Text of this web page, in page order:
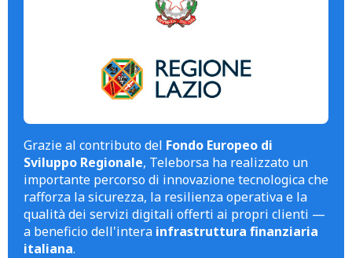
Grazie al contributo del Fondo Europeo di
Sviluppo Regionale, Teleborsa ha realizzato un
importante percorso di innovazione tecnologica che
rafforza la sicurezza, la resilienza operativa e la
qualità dei servizi digitali offerti ai propri clienti —
a beneficio dell'intera infrastruttura finanziaria
italiana.